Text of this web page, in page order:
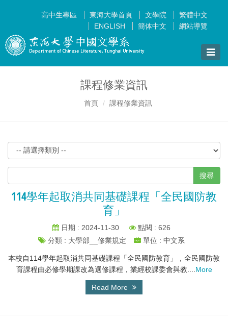
高中生專區 東海大學首頁 文學院
繁體中文
ENGLISH
簡体中文 網站導覽
Toggle
課程修業資訊
首頁 課程修業資訊
搜尋
114學年起取消共同基礎課程「全民國防教
育」
日期 : 2024-11-30
點閱 : 626
分類 : 大學部__修業規定
單位 : 中文系
本校自114學年起取消共同基礎課程「全民國防教育」，全民國防教
育課程由必修學期課改為選修課程，業經校課委會與教.... More
Read More